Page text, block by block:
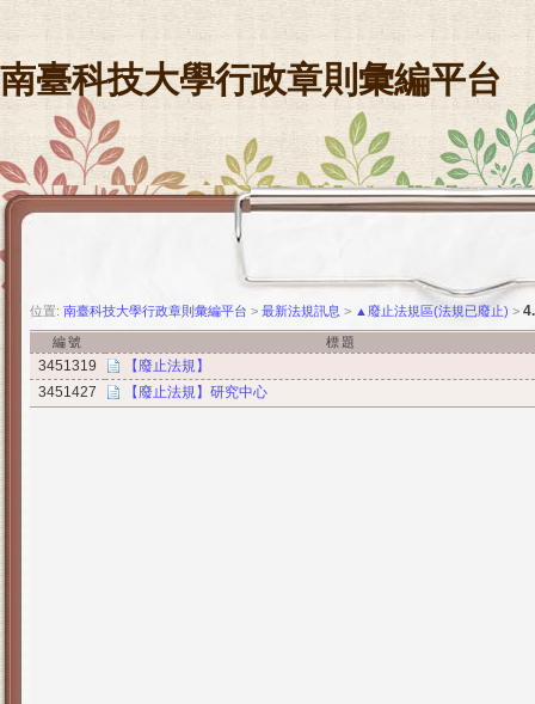
南臺科技大學行政章則彙編平台
位置: 南臺科技大學行政章則彙編平台 > 最新法規訊息 > ▲廢止法規區(法規已廢止) >
編號 標題
3451319
【廢止法規】
3451427
【廢止法規】研究中心